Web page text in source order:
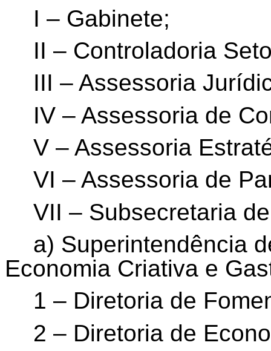
I – Gabinete;
II – Controladoria
III – Assessoria
IV – Assessoria de
V – Assessoria
VI – Assessoria de
VII – Subsecretaria
a) Superintendência
Economia Criativa e
1 – Diretoria de
2 – Diretoria de